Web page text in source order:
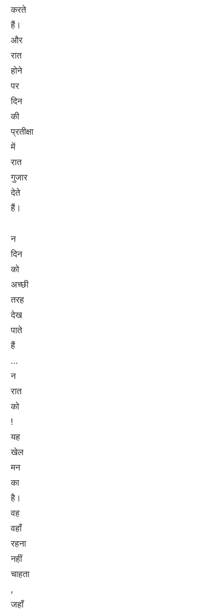
करते
हैं।
और
रात
होने
पर
दिन
की
प्रतीक्षा
में
रात
गुजार
देते
हैं।
न
दिन
को
अच्छी
तरह
देख
पाते
हैं
...
न
रात
को
!
यह
खेल
मन
का
है।
वह
वहाँ
रहना
नहीं
चाहता
,
जहाँ